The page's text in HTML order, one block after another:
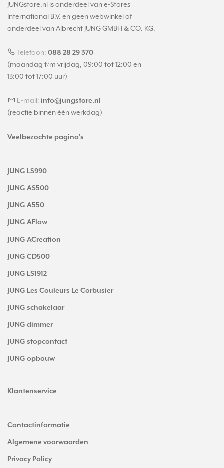
JUNGstore.nl is onderdeel van e-Stores
International B.V. en geen webwinkel of
onderdeel van Albrecht JUNG GMBH & CO. KG.
Telefoon: 088 28 29 370
(maandag t/m vrijdag, 09:00 tot 12:00 en
13:00 tot 17:00 uur)
E-mail: info@jungstore.nl
(reactie binnen één werkdag)
Veelbezochte pagina's
JUNG LS990
JUNG AS500
JUNG A550
JUNG AFlow
JUNG ACreation
JUNG CD500
JUNG LS1912
JUNG Les Couleurs Le Corbusier
JUNG schakelaar
JUNG dimmer
JUNG stopcontact
JUNG opbouw
Klantenservice
Contactinformatie
Algemene voorwaarden
Privacy Policy